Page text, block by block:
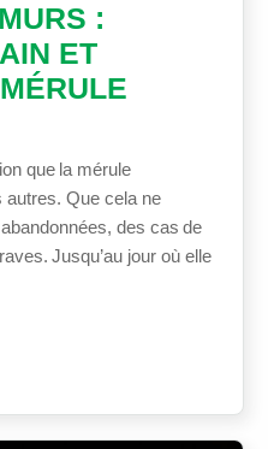
:
ET
que la mérule
autres. Que cela ne
des cas de
Jusqu’au jour où elle